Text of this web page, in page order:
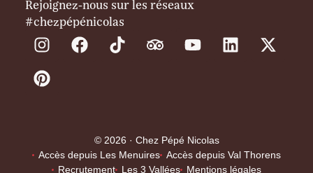
Rejoignez-nous sur les réseaux
#chezpépénicolas
© 2026 · Chez Pépé Nicolas
Accès depuis Les Menuires Accès depuis Val Thorens
Recrutement
Les 3 Vallées Mentions légales